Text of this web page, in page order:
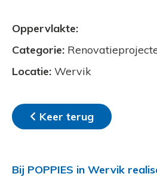
Oppervlakte:
Categorie:
Locatie: Wervik
Keer terug
Bij POPPIES in Wervik